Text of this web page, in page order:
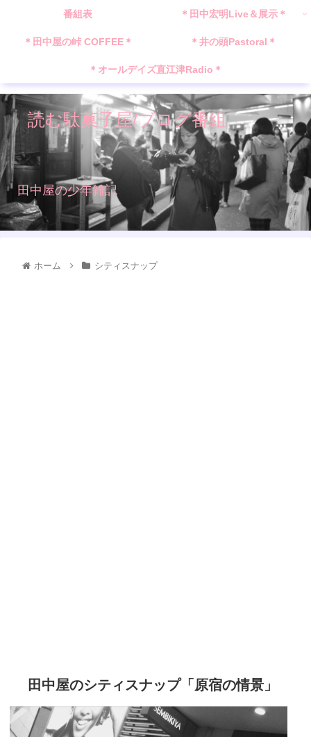
読む駄菓子屋/ブログ番組
田中屋の少年雑記
番組表 ＊田中宏明Live＆展示＊
＊田中屋の峠 COFFEE＊ ＊井の頭Pastoral＊
＊オールデイズ直江津Radio＊
ホーム シティスナップ
田中屋のシティスナップ「原宿の情景」